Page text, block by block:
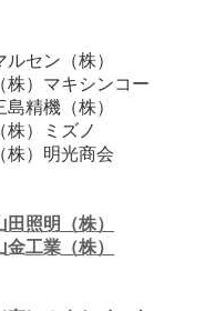
ルセン（株）
（株）マキシンコー
島精機（株）
（株）ミズノ
（株）明光商会
田照明（株）
金工業（株）